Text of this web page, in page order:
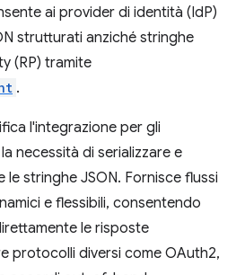
ai provider di identità (IdP)
strutturati anziché stringhe
(RP) tramite
.
l'integrazione per gli
necessità di serializzare e
le stringhe JSON. Fornisce flussi
e flessibili, consentendo
le risposte
protocolli diversi come OAuth2,